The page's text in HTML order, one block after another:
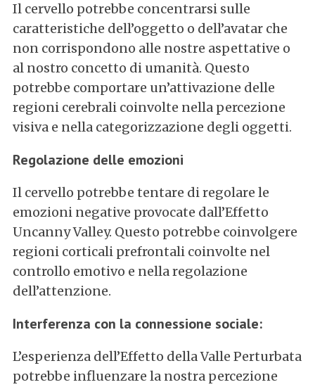
Il cervello potrebbe concentrarsi sulle
caratteristiche dell’oggetto o dell’avatar che
non corrispondono alle nostre aspettative o
al nostro concetto di umanità. Questo
potrebbe comportare un’attivazione delle
regioni cerebrali coinvolte nella percezione
visiva e nella categorizzazione degli oggetti.
Regolazione delle emozioni
Il cervello potrebbe tentare di regolare le
emozioni negative provocate dall’Effetto
Uncanny Valley. Questo potrebbe coinvolgere
regioni corticali prefrontali coinvolte nel
controllo emotivo e nella regolazione
dell’attenzione.
Interferenza con la connessione sociale:
L’esperienza dell’Effetto della Valle Perturbata
potrebbe influenzare la nostra percezione